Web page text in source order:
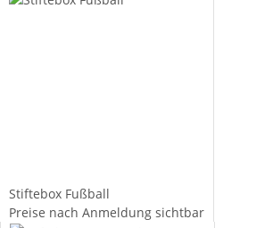
Stiftebox Fußball
Preise nach Anmeldung sichtbar